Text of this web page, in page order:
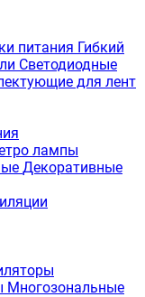
питания Гибкий
Светодиодные
для лент
лампы
Декоративные
Многозональные